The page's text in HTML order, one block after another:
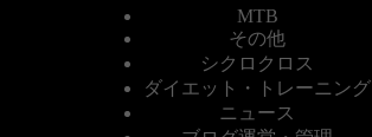
MTB
その他
シクロクロス
ダイエット・トレーニング
ニュース